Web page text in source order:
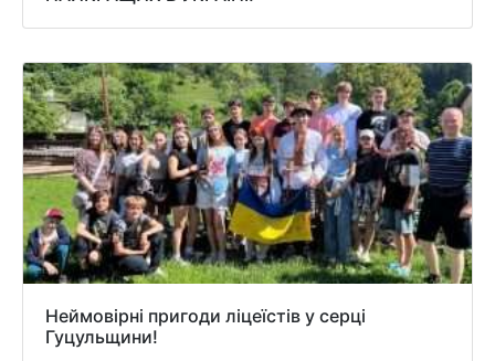
Неймовірні пригоди ліцеїстів у серці
Гуцульщини!